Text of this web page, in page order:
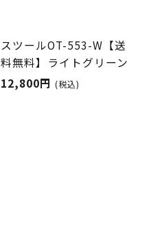
スツールOT-553-W【送
料無料】ライトグリーン
12,800円(税込)